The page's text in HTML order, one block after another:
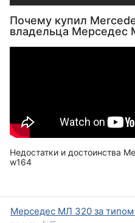
Почему купил
владельца Мерседес
Недостатки и достоинства
w164
Мерседес МЛ 320 за типом